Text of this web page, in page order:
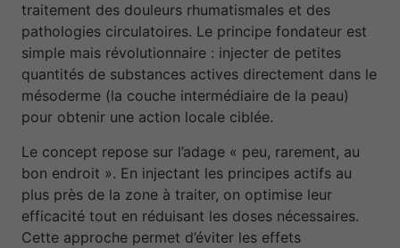
traitement des douleurs rhumatismales et des
pathologies circulatoires. Le principe fondateur est
simple mais révolutionnaire : injecter de petites
quantités de substances actives directement dans le
mésoderme (la couche intermédiaire de la peau)
pour obtenir une action locale ciblée.
Le concept repose sur l’adage « peu, rarement, au
bon endroit ». En injectant les principes actifs au
plus près de la zone à traiter, on optimise leur
efficacité tout en réduisant les doses nécessaires.
Cette approche permet d’éviter les effets